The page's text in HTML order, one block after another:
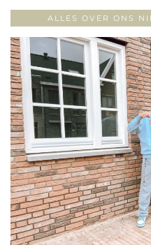
ALLES OVER ONS